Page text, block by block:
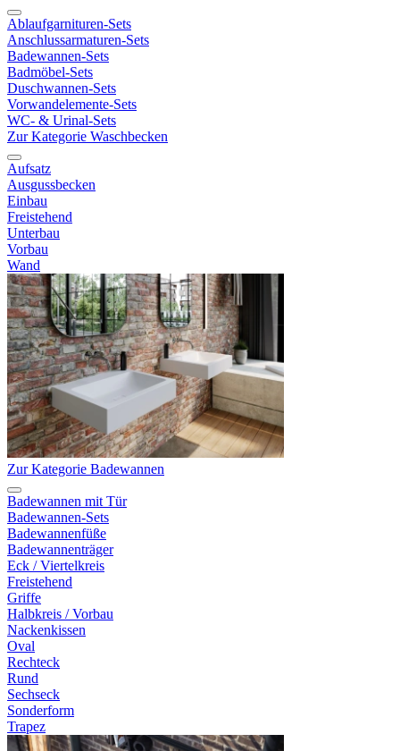
Ablaufgarnituren-Sets
Anschlussarmaturen-Sets
Badewannen-Sets
Badmöbel-Sets
Duschwannen-Sets
Vorwandelemente-Sets
WC- & Urinal-Sets
Zur Kategorie Waschbecken
Aufsatz
Ausgussbecken
Einbau
Freistehend
Unterbau
Vorbau
Wand
Zur Kategorie Badewannen
Badewannen mit Tür
Badewannen-Sets
Badewannenfüße
Badewannenträger
Eck / Viertelkreis
Freistehend
Griffe
Halbkreis / Vorbau
Nackenkissen
Oval
Rechteck
Rund
Sechseck
Sonderform
Trapez